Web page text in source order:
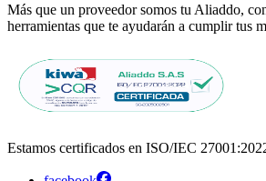
Más que un proveedor somos tu Aliaddo,
herramientas que te ayudarán a cumplir tus
Estamos certificados en ISO/IEC